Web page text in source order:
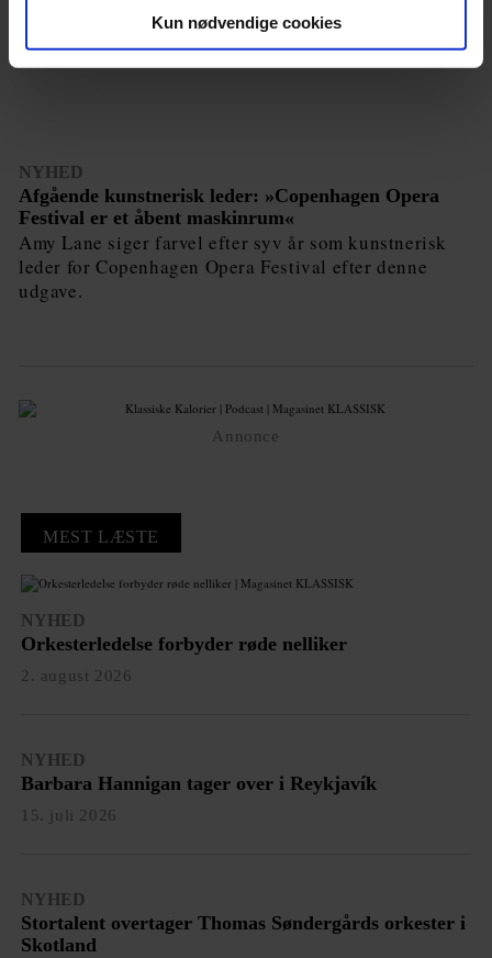
Kun nødvendige cookies
NYHED
Afgående kunstnerisk leder: »Copenhagen Opera
Festival er et åbent maskinrum«
Amy Lane siger farvel efter syv år som kunstnerisk
leder for Copenhagen Opera Festival efter denne
udgave.
Annonce
MEST LÆSTE
NYHED
Orkesterledelse forbyder røde nelliker
2. august 2026
NYHED
Barbara Hannigan tager over i Reykjavík
15. juli 2026
NYHED
Stortalent overtager Thomas Søndergårds orkester i
Skotland